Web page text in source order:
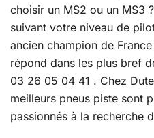
choisir un MS2 ou un MS3
suivant votre niveau de
ancien champion de
répond dans les plus bref
03 26 05 04 41 . Chez
meilleurs pneus piste sont
passionnés à la recherche